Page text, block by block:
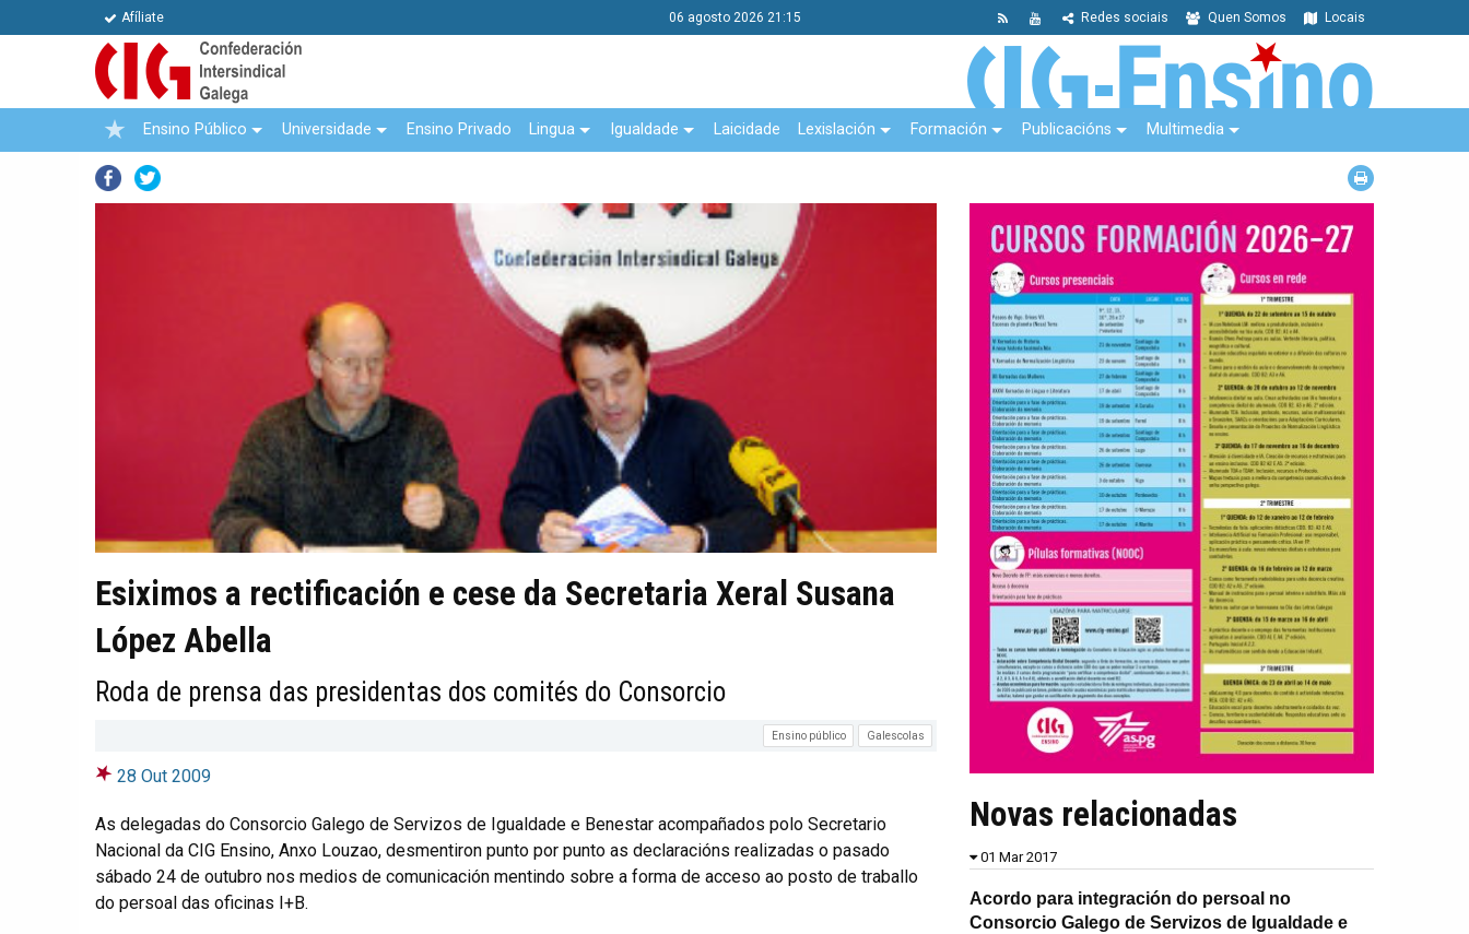
Afíliate 06 agosto 2026 21:15 Locais
Quen Somos
Redes sociais
Ensino Público Universidade Ensino Privado Lingua Igualdade Laicidade Lexislación Formación Publicacións Multimedia
Facebook
Esiximos a rectificación e cese da Secretaria Xeral Susana
López Abella
Roda de prensa das presidentas dos comités do Consorcio
Ensino público Galescolas
28 Out 2009
As delegadas do Consorcio Galego de Servizos de Igualdade e Benestar acompañados polo Secretario
Nacional da CIG Ensino, Anxo Louzao, desmentiron punto por punto as declaracións realizadas o pasado
sábado 24 de outubro nos medios de comunicación mentindo sobre a forma de acceso ao posto de traballo
do persoal das oficinas I+B.
Novas relacionadas
01 Mar 2017
Acordo para integración do persoal no
Consorcio Galego de Servizos de Igualdade e